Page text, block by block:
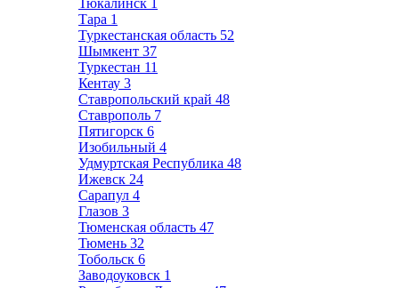
Тюкалинск 1
Тара 1
Туркестанская область 52
Шымкент 37
Туркестан 11
Кентау 3
Ставропольский край 48
Ставрополь 7
Пятигорск 6
Изобильный 4
Удмуртская Республика 48
Ижевск 24
Сарапул 4
Глазов 3
Тюменская область 47
Тюмень 32
Тобольск 6
Заводоуковск 1